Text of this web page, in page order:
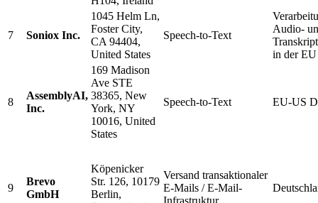
7 Soniox Inc.
1045 Helm Ln,
Foster City,
CA 94404,
United States
Speech-to-Text
Audio-
in der EU
8
AssemblyAI,
Inc.
169 Madison
Ave STE
38365, New
York, NY
10016, United
States
Speech-to-Text EU-US
9
Brevo
GmbH
Köpenicker
Str. 126, 10179
Berlin,
Versand transaktionaler
E-Mails / E-Mail-
Infrastruktur